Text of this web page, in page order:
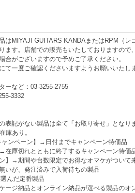
はMIYAJI GUITARS KANDAまたはRPM（レ
ます。店舗での販売もいたしておりますので
合がございますので予めご了承ください。
て一度ご確認くださいますようお願いいたし
ーなど：03-3255-2755
3332
表記がない製品は全て「お取り寄せ」となり
庫あり。
ンペーン】→日付までキャンペーン特価品
在庫切れとともに終了するキャンペーン特価
】→期間や台数限定でお得なオマケがついて
いが、発注済みで入荷待ちの製品
んだ定番製品
ージ納品とオンライン納品が選べる製品のオ